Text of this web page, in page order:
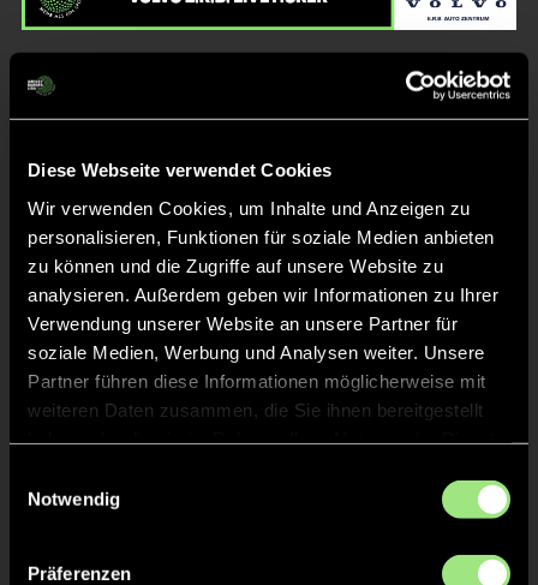
Diese Webseite verwendet Cookies
Wir verwenden Cookies, um Inhalte und Anzeigen zu
personalisieren, Funktionen für soziale Medien anbieten
zu können und die Zugriffe auf unsere Website zu
analysieren. Außerdem geben wir Informationen zu Ihrer
Verwendung unserer Website an unsere Partner für
soziale Medien, Werbung und Analysen weiter. Unsere
Partner führen diese Informationen möglicherweise mit
weiteren Daten zusammen, die Sie ihnen bereitgestellt
Notwendig
Präferenzen
Liveticker
Keine Daten verfügbar.